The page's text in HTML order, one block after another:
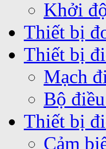
Khởi
Thiết bị
Thiết bị
Mạch
Bộ
Thiết bị
Cảm